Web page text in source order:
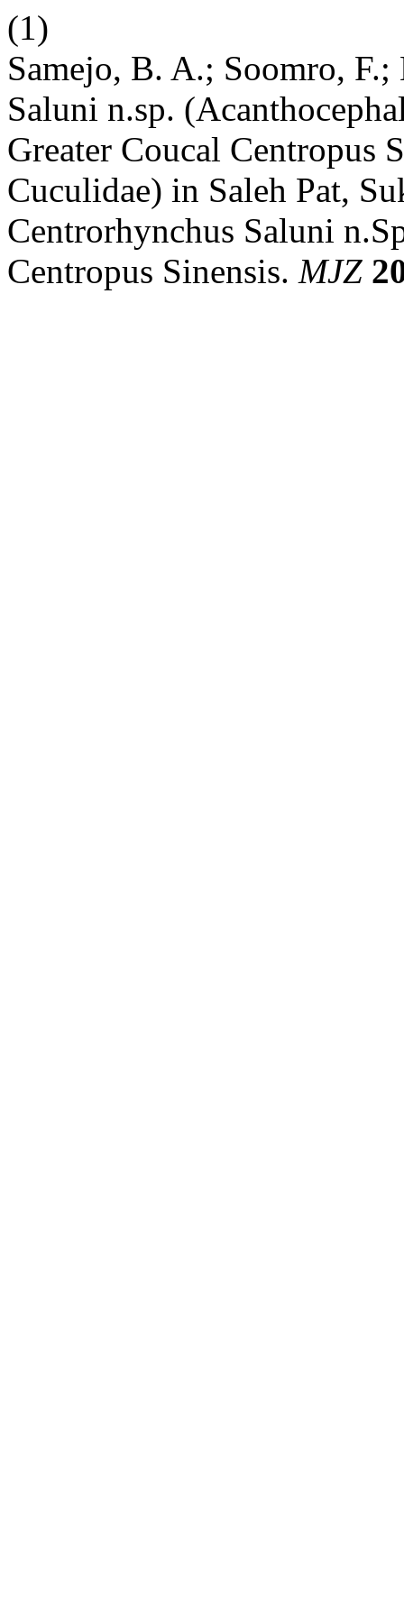
(1)
Samejo, B. A.; Soomro,
Saluni n.sp.
Greater Coucal Centropus
Cuculidae) in Saleh Pat,
Centrorhynchus Saluni
Centropus Sinensis. MJZ